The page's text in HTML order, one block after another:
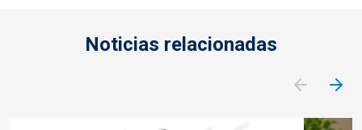
Noticias relacionadas